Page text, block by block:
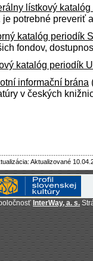
lístkový
je potrebné preveriť
katalóg periodík
fondov,
katalóg periodík
informační brána
v českých
Aktualizované
InterWay, a. s.